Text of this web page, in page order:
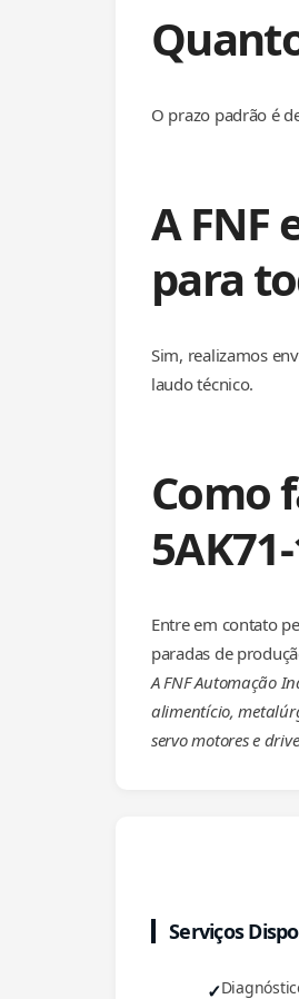
O prazo padrão é
A FNF
para
Sim, realizamos
laudo técnico.
Como
Entre em contato
paradas de
A FNF Automação
alimentício,
servo motores e
Serviços